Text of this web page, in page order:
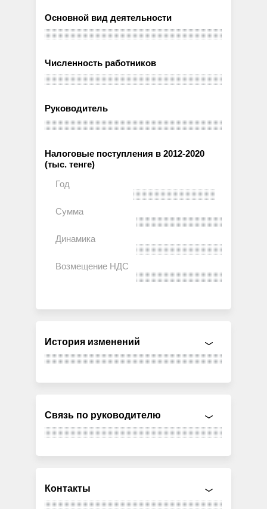
Основной вид деятельности
Численность работников
Руководитель
Налоговые поступления в 2012-2020
(тыс. тенге)
История изменений
Связь по руководителю
Контакты